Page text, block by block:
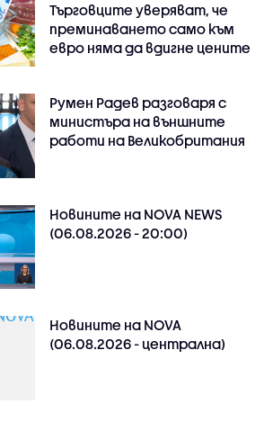
Търговците уверяват, че
преминаването само към
евро няма да вдигне цените
Румен Радев разговаря с
министъра на външните
работи на Великобритания
Новините на NOVA NEWS
(06.08.2026 - 20:00)
Новините на NOVA
(06.08.2026 - централна)